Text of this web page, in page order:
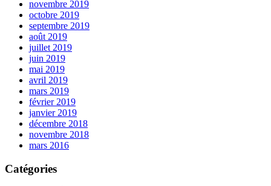
novembre 2019
octobre 2019
septembre 2019
août 2019
juillet 2019
juin 2019
mai 2019
avril 2019
mars 2019
février 2019
janvier 2019
décembre 2018
novembre 2018
mars 2016
Catégories